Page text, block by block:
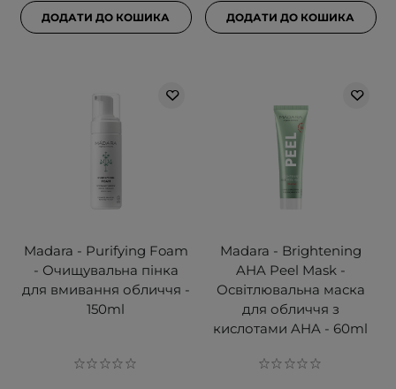
ДОДАТИ ДО КОШИКА ДОДАТИ ДО КОШИКА
Madara - Purifying Foam
- Очищувальна пінка
для вмивання обличчя -
150ml
Madara - Brightening
AHA Peel Mask -
Освітлювальна маска
для обличчя з
кислотами AHA - 60ml